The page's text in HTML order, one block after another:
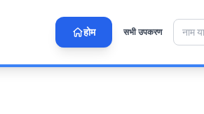
होम सभी उपकरण